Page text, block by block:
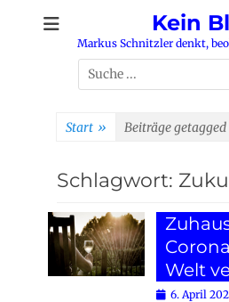
Kein
Markus Schnitzler denkt,
Suchen
nach:
Start » Beiträge getagged
Schlagwort:
Welt
Posted
6. April